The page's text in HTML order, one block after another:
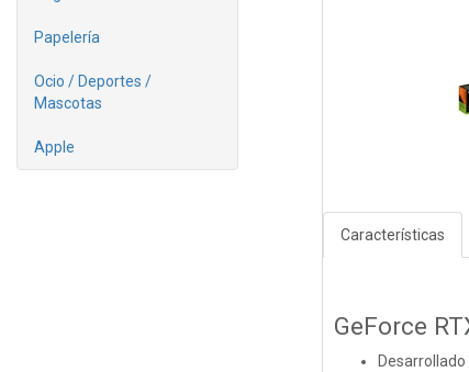
Papelería
Ocio / Deportes /
Mascotas
Apple
Características
GeForce